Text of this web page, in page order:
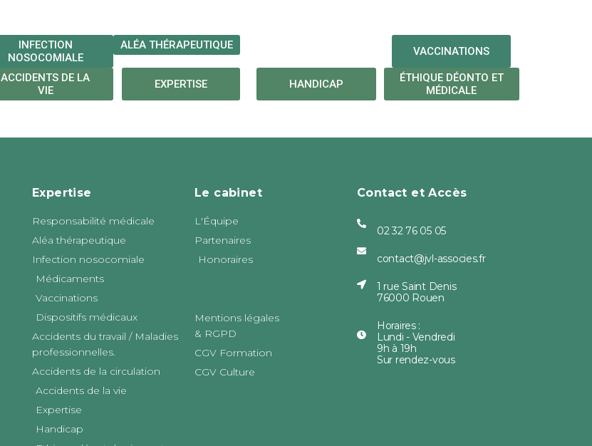
INFECTION
NOSOCOMIALE
ALÉA THÉRAPEUTIQUE VACCINATIONS
ACCIDENTS DE LA
VIE
EXPERTISE HANDICAP
ÉTHIQUE DÉONTO ET
MÉDICALE
Expertise
Responsabilité médicale
Aléa thérapeutique
Infection nosocomiale
Médicaments
Vaccinations
Dispositifs médicaux
Accidents du travail / Maladies
professionnelles.
Accidents de la circulation
Accidents de la vie
Expertise
Handicap
Le cabinet
L'Équipe
Partenaires
Honoraires
Mentions légales
& RGPD
CGV Formation
CGV Culture
Contact et Accès
02 32 76 05 05
contact@jvl-associes.fr
1 rue Saint Denis
76000 Rouen
Horaires :
Lundi - Vendredi
9h à 19h
Sur rendez-vous